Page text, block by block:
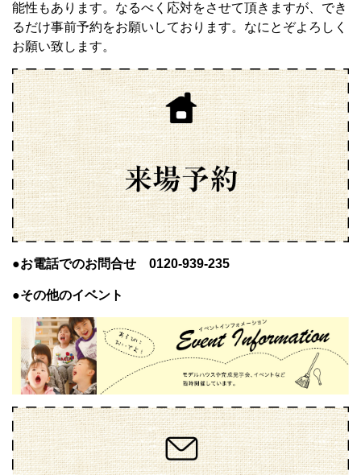
能性もあります。なるべく応対をさせて頂きますが、でき
るだけ事前予約をお願いしております。なにとぞよろしく
お願い致します。
●お電話でのお問合せ 0120-939-235
●その他のイベント